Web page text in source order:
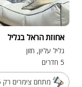
אחוזת הראל בגליל
גליל עליון, חזון
5 חדרים
מתחם צימרים רק 15 דק מהכנרת!